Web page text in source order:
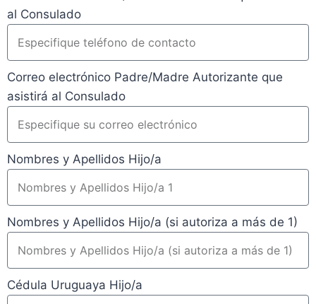
al Consulado
Correo electrónico Padre/Madre Autorizante que
asistirá al Consulado
Nombres y Apellidos Hijo/a
Nombres y Apellidos Hijo/a (si autoriza a más de 1)
Cédula Uruguaya Hijo/a